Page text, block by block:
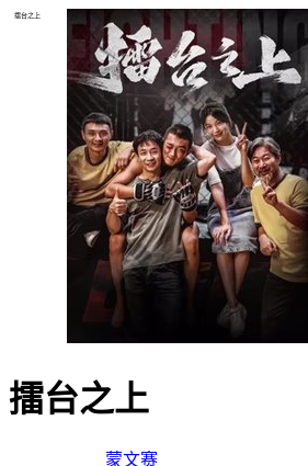
擂台之上
擂台之上
蒙文赛